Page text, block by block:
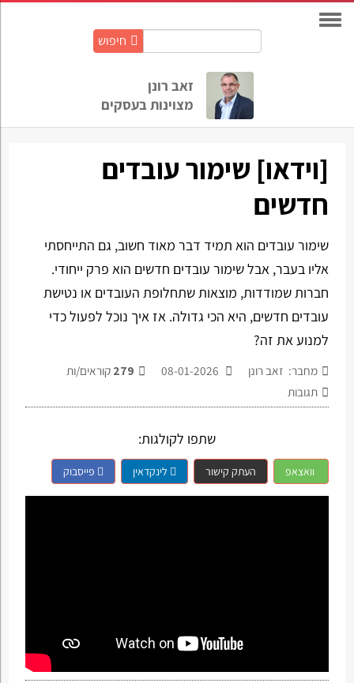
חיפוש
זאב רונן
מצוינות בעסקים
[וידאו] שימור עובדים
חדשים
שימור עובדים הוא תמיד דבר מאוד חשוב, גם התייחסתי
אליו בעבר, אבל שימור עובדים חדשים הוא פרק ייחודי.
חברות שמודדות, מוצאות שתחלופת העובדים או נטישת
עובדים חדשים, היא הכי גדולה. אז איך נוכל לפעול כדי
למנוע את זה?
מחבר: זאב רונן 279 קוראים/ות
תגובות
שתפו לקולגות:
וואצאפ העתק קישור לינקדאין פייסבוק